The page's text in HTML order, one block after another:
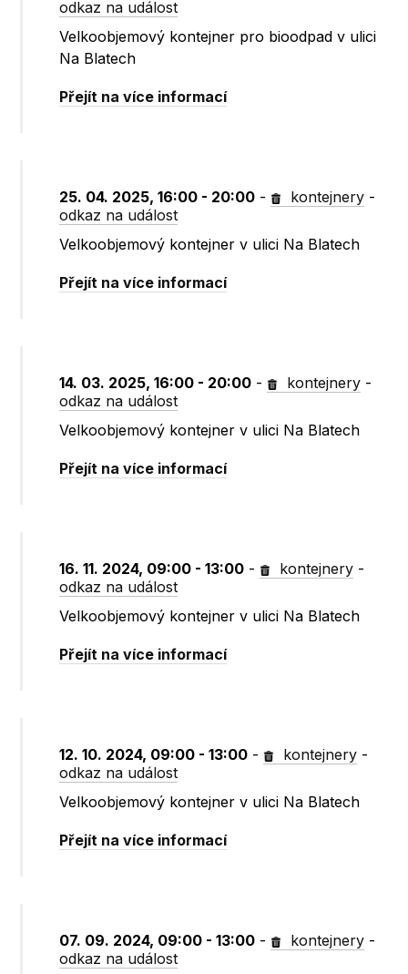
odkaz na událost
Velkoobjemový kontejner pro bioodpad v ulici
Na Blatech
Přejít na více informací
25. 04. 2025, 16:00 - 20:00 - kontejnery -
odkaz na událost
Velkoobjemový kontejner v ulici Na Blatech
Přejít na více informací
14. 03. 2025, 16:00 - 20:00 - kontejnery -
odkaz na událost
Velkoobjemový kontejner v ulici Na Blatech
Přejít na více informací
16. 11. 2024, 09:00 - 13:00 - kontejnery -
odkaz na událost
Velkoobjemový kontejner v ulici Na Blatech
Přejít na více informací
12. 10. 2024, 09:00 - 13:00 - kontejnery -
odkaz na událost
Velkoobjemový kontejner v ulici Na Blatech
Přejít na více informací
07. 09. 2024, 09:00 - 13:00 - kontejnery -
odkaz na událost